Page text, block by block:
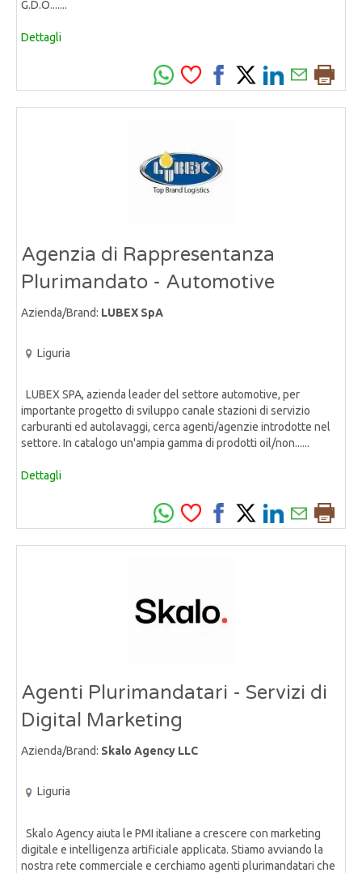
G.D.O.......
Dettagli
Agenzia di Rappresentanza
Plurimandato - Automotive
Azienda/Brand: LUBEX SpA
Liguria
LUBEX SPA, azienda leader del settore automotive, per
importante progetto di sviluppo canale stazioni di servizio
carburanti ed autolavaggi, cerca agenti/agenzie introdotte nel
settore. In catalogo un'ampia gamma di prodotti oil/non......
Dettagli
Agenti Plurimandatari - Servizi di
Digital Marketing
Azienda/Brand: Skalo Agency LLC
Liguria
Skalo Agency aiuta le PMI italiane a crescere con marketing
digitale e intelligenza artificiale applicata. Stiamo avviando la
nostra rete commerciale e cerchiamo agenti plurimandatari che